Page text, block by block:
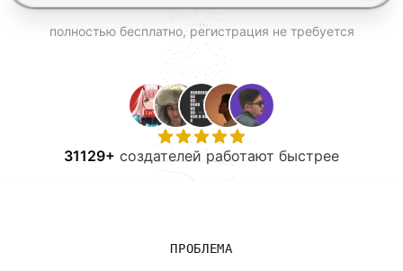
полностью бесплатно, регистрация не требуется
31129+ создателей работают быстрее
ПРОБЛЕМА